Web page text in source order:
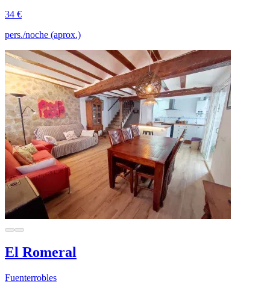
34 €
pers./noche (aprox.)
El Romeral
Fuenterrobles